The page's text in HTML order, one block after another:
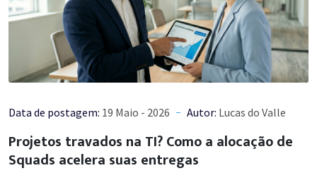
Data de postagem: 19 Maio - 2026 Autor: Lucas do Valle
Projetos travados na TI? Como a alocação de
Squads acelera suas entregas